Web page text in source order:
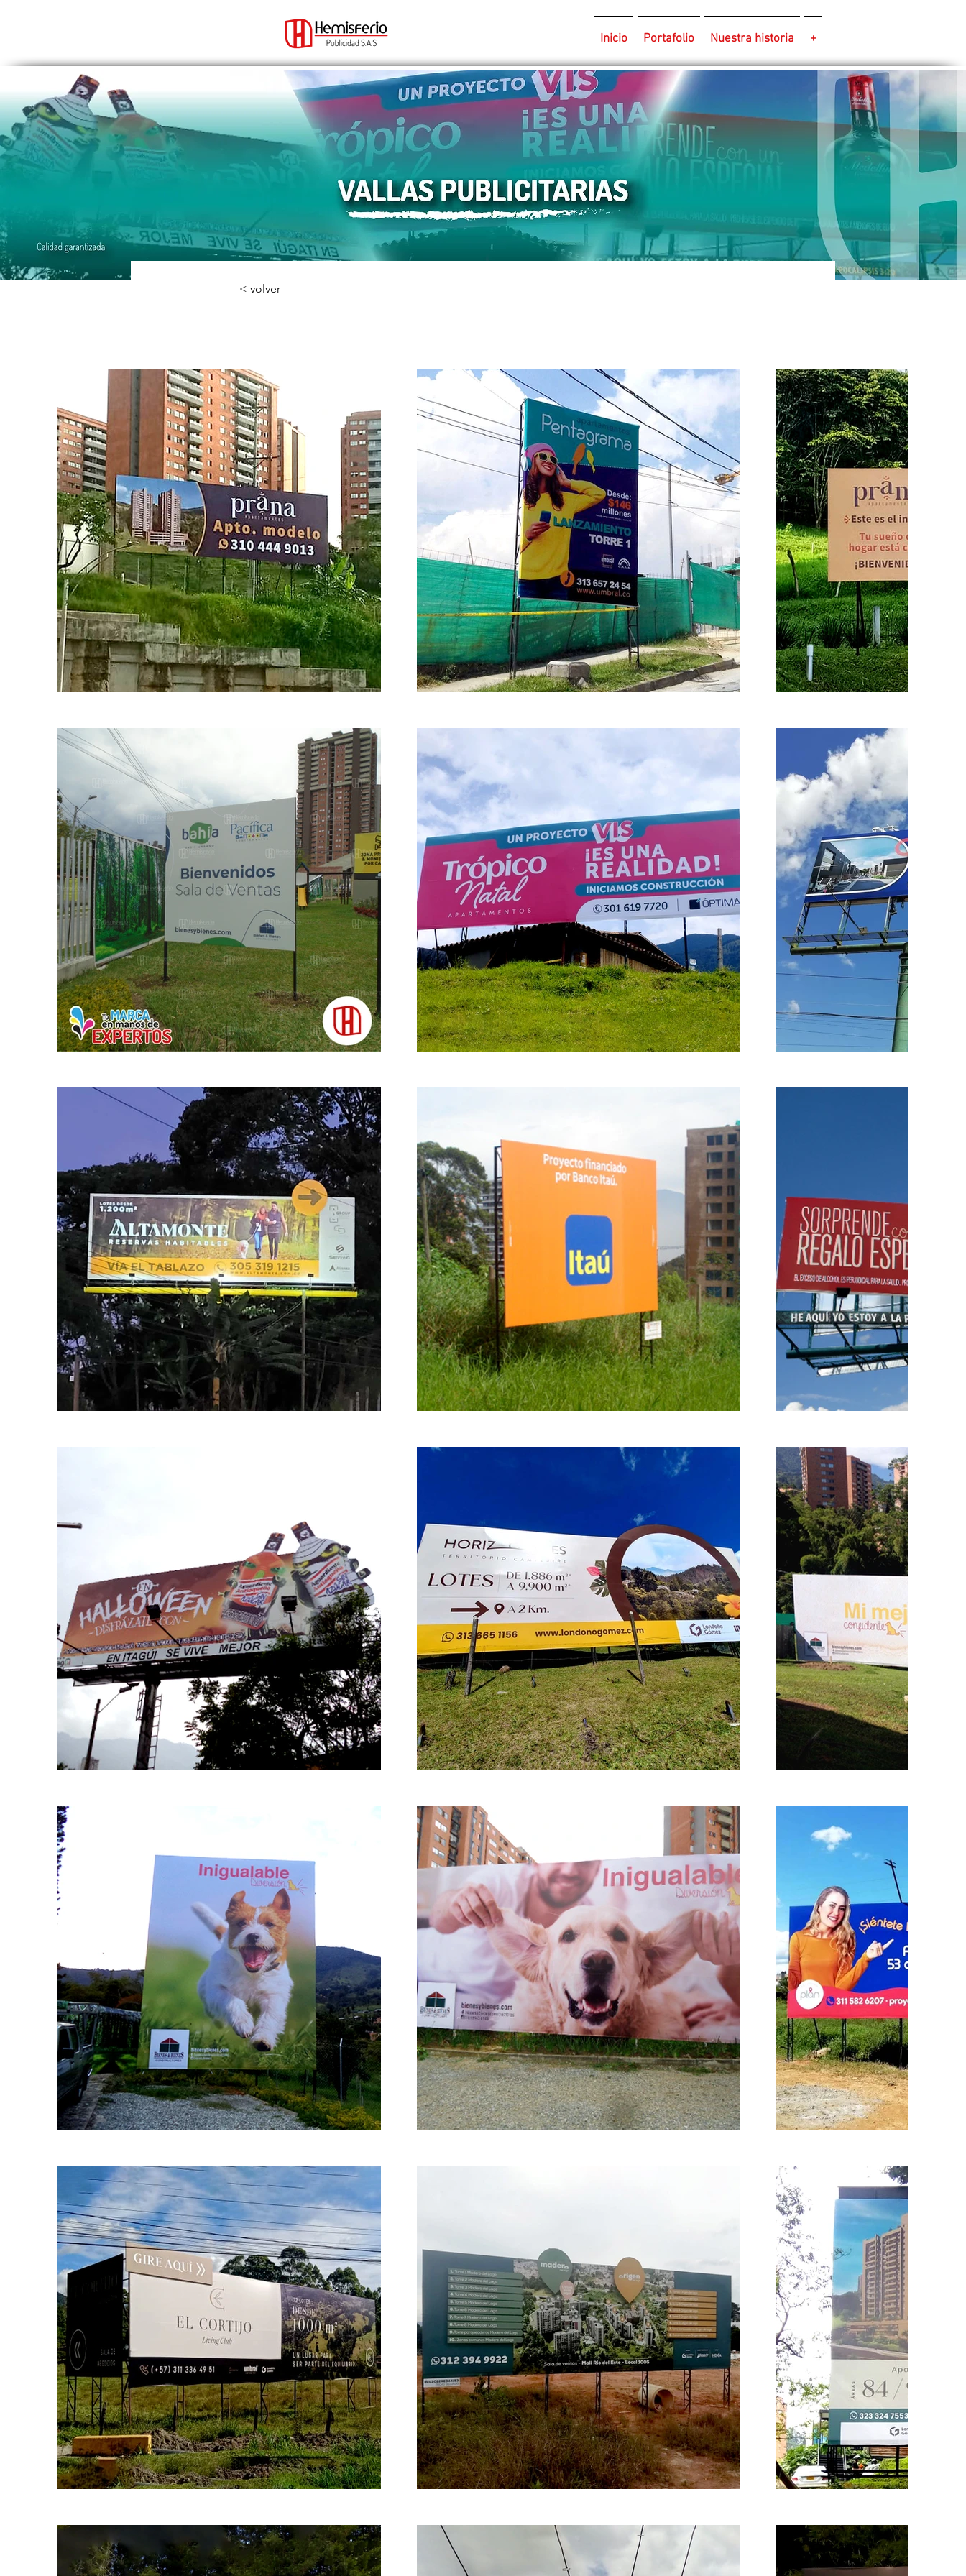
Inicio Portafolio Nuestra historia +
< volver